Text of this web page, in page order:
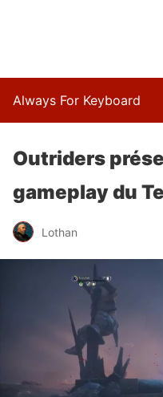
Always For Keyboard
Outriders
gameplay du
Lothan